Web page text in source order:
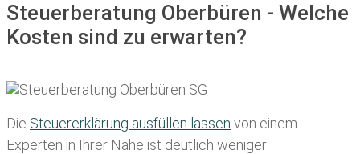
Steuerberatung Oberbüren - Welche
Kosten sind zu erwarten?
Die Steuererklärung ausfüllen lassen von einem
Experten in Ihrer Nähe ist deutlich weniger